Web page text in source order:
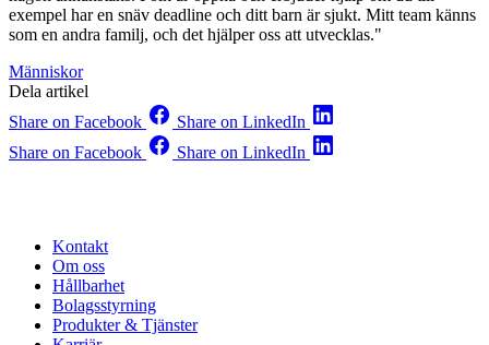
exempel har en snäv deadline och ditt barn är sjukt. Mitt team känns
som en andra familj, och det hjälper oss att utvecklas."
Människor
Dela artikel
Share on Facebook
Share on LinkedIn
Share on Facebook
Share on LinkedIn
Kontakt
Om oss
Hållbarhet
Bolagsstyrning
Produkter & Tjänster